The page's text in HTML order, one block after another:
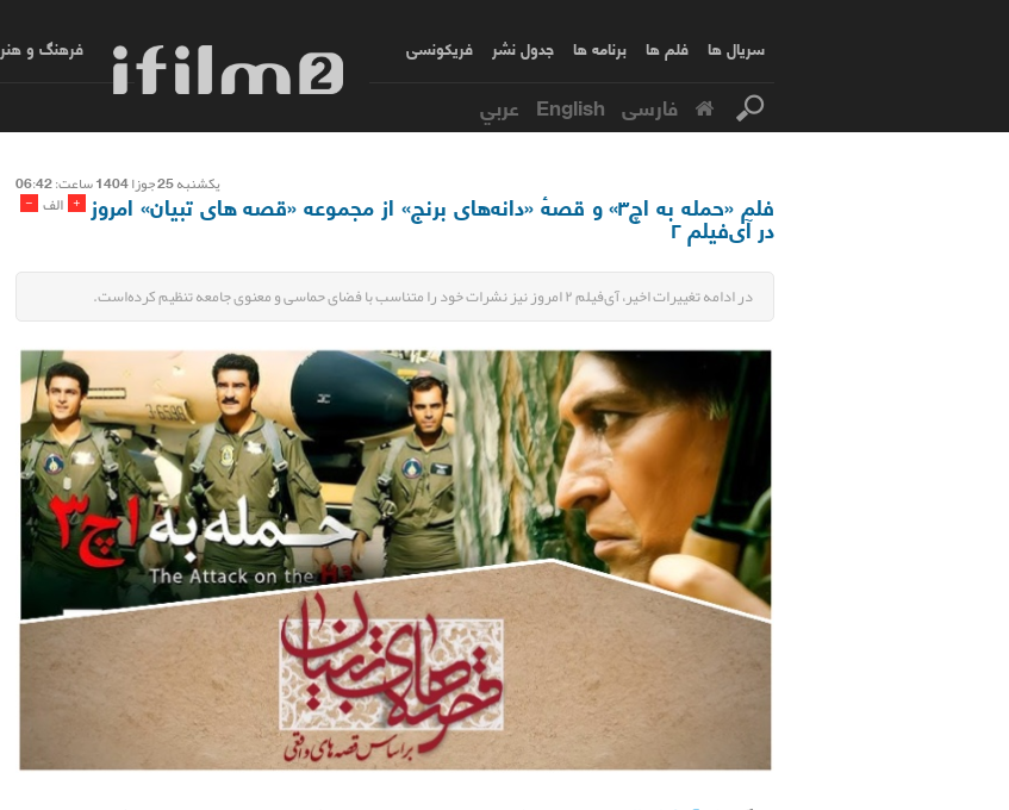
سریال ها فلم ها برنامه ها جدول نشر فریکونسی فرهنگ و هنر
فارسی English عربي
يكشنبه 25 جوزا 1404 ساعت: 06:42
- الف + فلم «حمله به اچ۳» و قصهٔ «دانه‌های برنج» از مجموعه «قصه های تبیان» امروز
در آی‌فیلم ۲
در ادامه تغییرات اخیر، آی‌فیلم ۲ امروز نیز نشرات خود را متناسب با فضای حماسی و معنوی جامعه تنظیم کرده‌است.